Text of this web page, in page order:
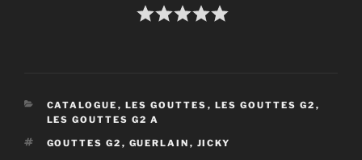
CATÉGORIES
CATALOGUE , LES GOUTTES , LES GOUTTES G2 ,
LES GOUTTES G2 A
ÉTIQUETTES
GOUTTES G2 , GUERLAIN , JICKY